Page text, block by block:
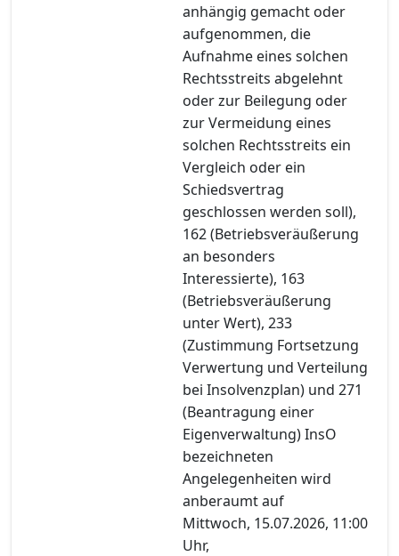
anhängig gemacht oder
aufgenommen, die
Aufnahme eines solchen
Rechtsstreits abgelehnt
oder zur Beilegung oder
zur Vermeidung eines
solchen Rechtsstreits ein
Vergleich oder ein
Schiedsvertrag
geschlossen werden soll),
162 (Betriebsveräußerung
an besonders
Interessierte), 163
(Betriebsveräußerung
unter Wert), 233
(Zustimmung Fortsetzung
Verwertung und Verteilung
bei Insolvenzplan) und 271
(Beantragung einer
Eigenverwaltung) InsO
bezeichneten
Angelegenheiten wird
anberaumt auf
Mittwoch, 15.07.2026, 11:00
Uhr,